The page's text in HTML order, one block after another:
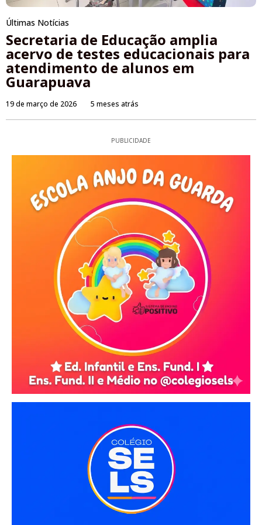
Últimas Notícias
Secretaria de Educação amplia
acervo de testes educacionais para
atendimento de alunos em
Guarapuava
19 de março de 2026 5 meses atrás
PUBLICIDADE